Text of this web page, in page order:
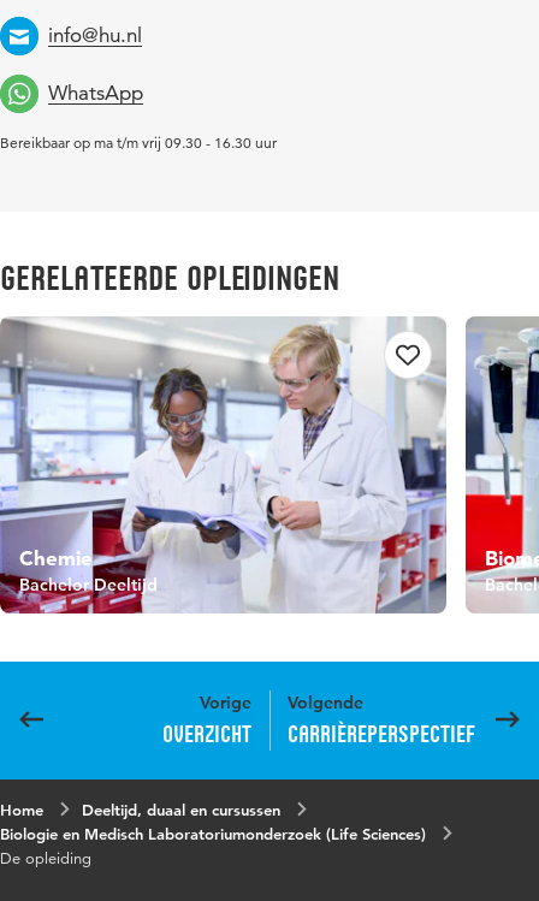
Email
info@hu.nl
WhatsApp
Bereikbaar op ma t/m vrij 09.30 - 16.30 uur
Gerelateerde opleidingen
Chemie
Bachelor Deeltijd
Vorige
Overzicht
Volgende
Carrièreperspectief
Home
Deeltijd, duaal en cursussen
Biologie en Medisch Laboratoriumonderzoek (Life Sciences)
De opleiding